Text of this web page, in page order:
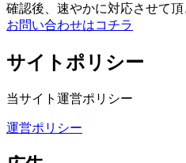
確認後、速やかに対応させて頂
お問い合わせはコチラ
サイトポリシー
当サイト運営ポリシー
運営ポリシー